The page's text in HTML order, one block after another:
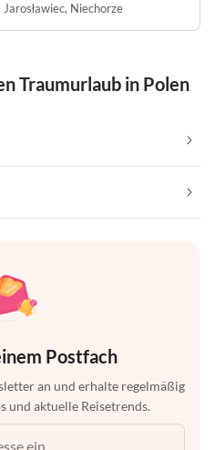
Jarosławiec, Niechorze
Traumurlaub in Polen
Postfach
an und erhalte regelmäßig
und aktuelle Reisetrends.